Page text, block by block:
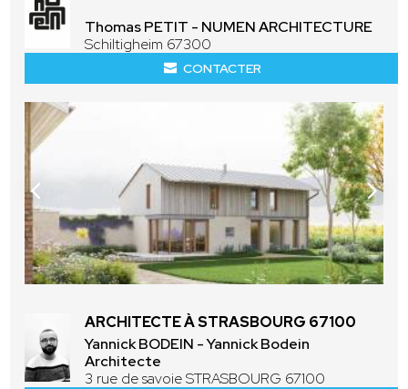
Thomas PETIT - NUMEN ARCHITECTURE
Schiltigheim 67300
CONTACTER
ARCHITECTE À STRASBOURG 67100
Yannick BODEIN - Yannick Bodein
Architecte
3 rue de savoie STRASBOURG 67100